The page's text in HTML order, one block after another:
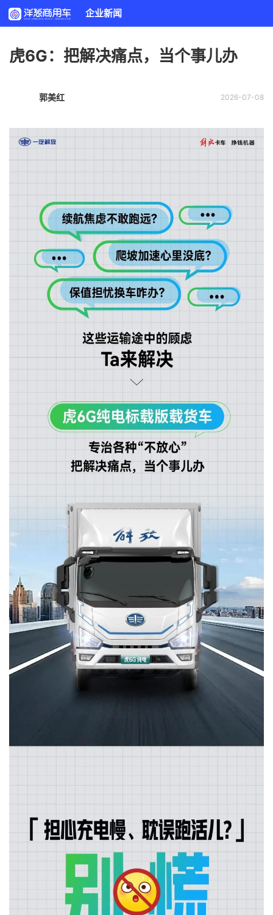
企业新闻
虎6G：把解决痛点，当个事儿办
2026-07-08
郭美红